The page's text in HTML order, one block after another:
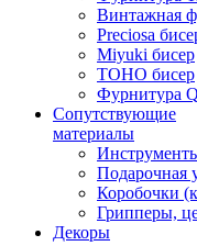
Винтажная
Preciosa
Miyuki бисер
TOHO бисер
Фурнитура
Сопутствующие
материалы
Подарочная
Коробочки
Грипперы,
Декоры